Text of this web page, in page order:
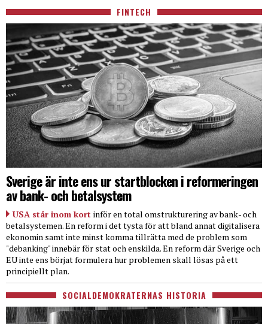
FINTECH
Sverige är inte ens ur startblocken i reformeringen
av bank- och betalsystem
USA står inom kort inför en total omstrukturering av bank- och
betalsystemen. En reform i det tysta för att bland annat digitalisera
ekonomin samt inte minst komma tillrätta med de problem som
"debanking" innebär för stat och enskilda. En reform där Sverige och
EU inte ens börjat formulera hur problemen skall lösas på ett
principiellt plan.
SOCIALDEMOKRATERNAS HISTORIA